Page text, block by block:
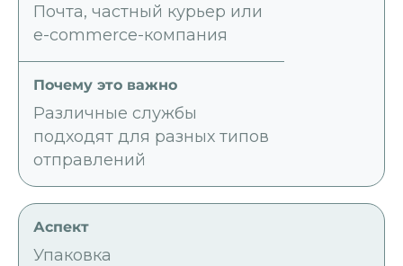
Почта, частный курьер или
e-commerce-компания
Различные службы
подходят для разных типов
отправлений
Упаковка